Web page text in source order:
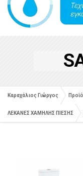
Καραχάλιος Γιώργος
ΛΕΚΑΝΕΣ ΧΑΜΗΛΗΣ ΠΙΕΣΗΣ